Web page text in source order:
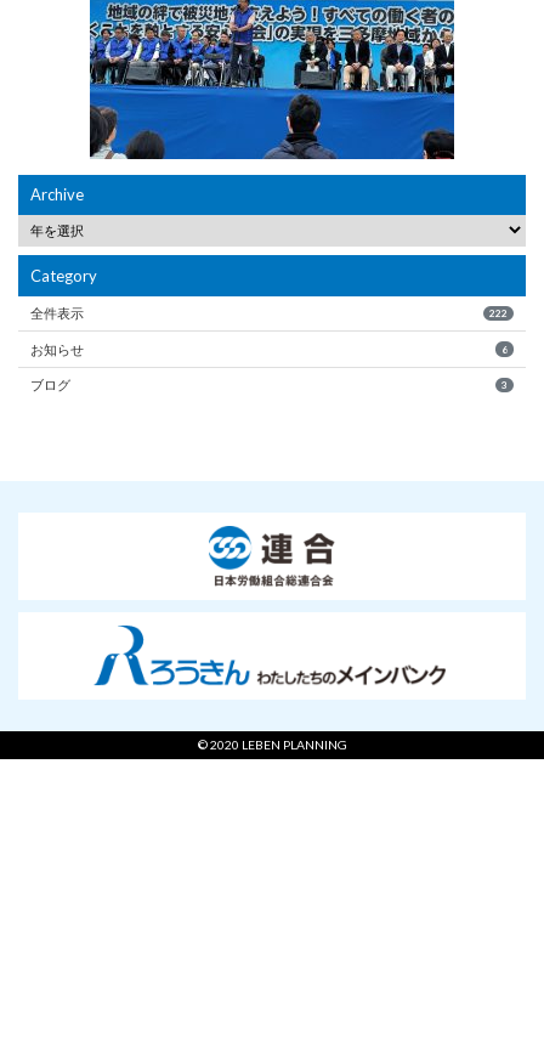
Archive
Category
全件表示 222
お知らせ 6
ブログ 3
© 2020 LEBEN PLANNING